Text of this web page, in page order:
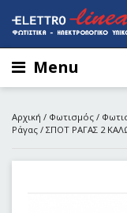
Menu
Αρχική / Φωτισμός /
Ράγας / ΣΠΟΤ ΡΑΓΑΣ 2